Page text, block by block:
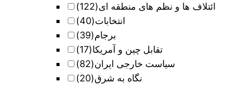
ائتلاف ها و نظم های منطقه ای(122)
انتخابات(40)
برجام(39)
تقابل چین و آمریکا(17)
سیاست خارجی ایران(82)
نگاه به شرق(20)